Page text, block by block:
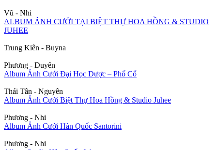
Vũ - Nhi
ALBUM ẢNH CƯỚI TẠI BIỆT THỰ HOA HỒNG & STUDIO
JUHEE
Trung Kiên - Buyna
Phương - Duyên
Album Ảnh Cưới Đại Học Dược – Phố Cổ
Thái Tân - Nguyên
Album Ảnh Cưới Biệt Thự Hoa Hồng & Studio Juhee
Phương - Nhi
Album Ảnh Cưới Hàn Quốc Santorini
Phương - Nhi